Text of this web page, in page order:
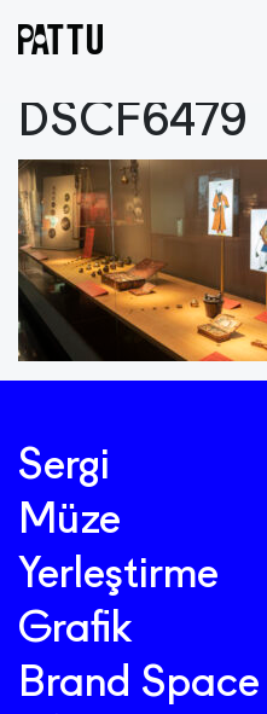
DSCF6479
Sergi
Müze
Yerleştirme
Grafik
Brand Space